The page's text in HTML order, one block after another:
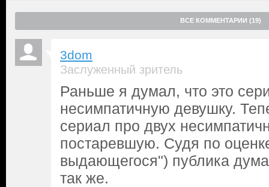
ВСЕ КОММЕНТАРИИ (19)
3dom
Заслуженный зритель
Раньше я думал, что это
несимпатичную девушку.
сериал про двух
постаревшую. Судя по
выдающегося") публика
так же.